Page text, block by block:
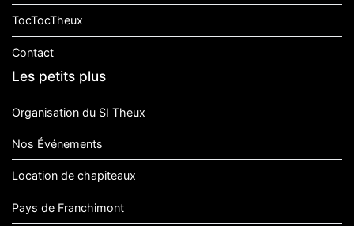
TocTocTheux
Contact
Les petits plus
Organisation du SI Theux
Nos Événements
Location de chapiteaux
Pays de Franchimont